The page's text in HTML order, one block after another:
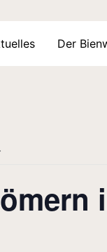
Der